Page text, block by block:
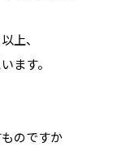
上、
ます。
のですか